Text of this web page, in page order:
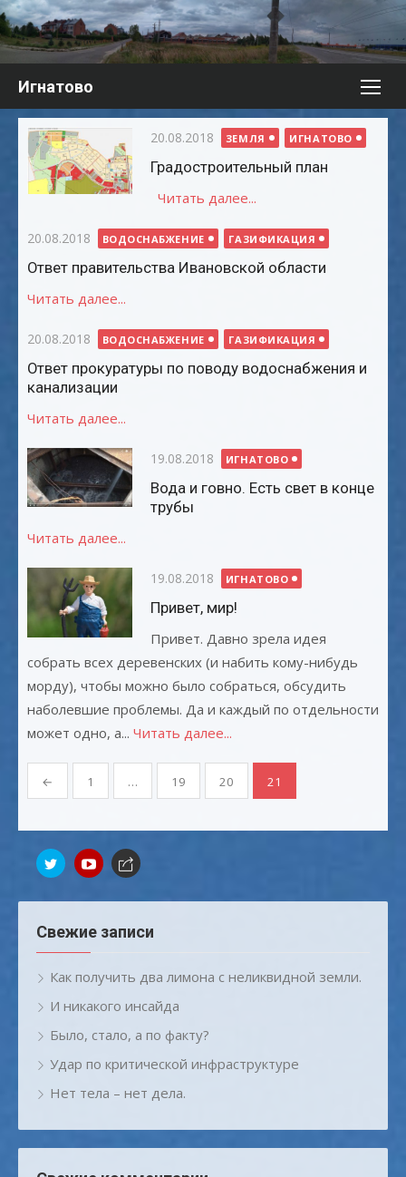
Перейти
к
Игнатово
Опубликовано
20.08.2018 ЗЕМЛЯ ИГНАТОВО
Градостроительный план
Читать далее...
Опубликовано
20.08.2018 ВОДОСНАБЖЕНИЕ ГАЗИФИКАЦИЯ
Ответ правительства Ивановской области
Читать далее...
Опубликовано
20.08.2018 ВОДОСНАБЖЕНИЕ ГАЗИФИКАЦИЯ
Ответ прокуратуры по поводу водоснабжения и
канализации
Читать далее...
Опубликовано
19.08.2018 ИГНАТОВО
Вода и говно. Есть свет в конце
трубы
Читать далее...
Опубликовано
19.08.2018 ИГНАТОВО
Привет, мир!
Привет. Давно зрела идея
собрать всех деревенских (и набить кому-нибудь
морду), чтобы можно было собраться, обсудить
наболевшие проблемы. Да и каждый по отдельности
может одно, а... Читать далее...
Навигация
по
записям
← 1 … 19 20 21
Свежие записи
Как получить два лимона с неликвидной земли.
И никакого инсайда
Было, стало, а по факту?
Удар по критической инфраструктуре
Нет тела – нет дела.